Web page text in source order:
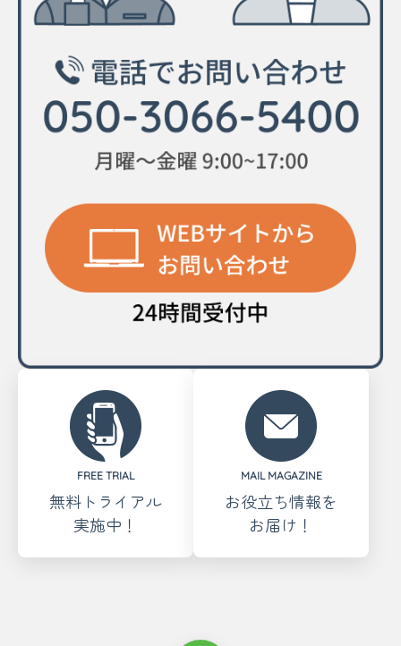
FREE TRIAL
無料トライアル
実施中！
MAIL MAGAZINE
お役立ち情報を
お届け！